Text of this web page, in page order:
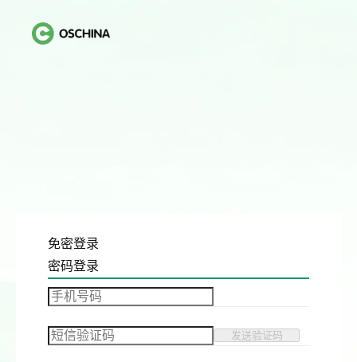
免密登录
密码登录
发送验证码